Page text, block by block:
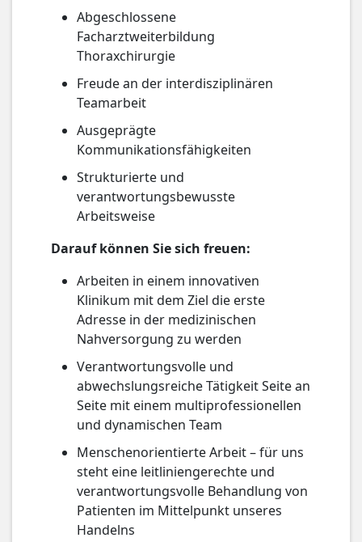
Abgeschlossene
Facharztweiterbildung
Thoraxchirurgie
Freude an der interdisziplinären
Teamarbeit
Ausgeprägte
Kommunikationsfähigkeiten
Strukturierte und
verantwortungsbewusste
Arbeitsweise
Darauf können Sie sich freuen:
Arbeiten in einem innovativen
Klinikum mit dem Ziel die erste
Adresse in der medizinischen
Nahversorgung zu werden
Verantwortungsvolle und
abwechslungsreiche Tätigkeit Seite an
Seite mit einem multiprofessionellen
und dynamischen Team
Menschenorientierte Arbeit – für uns
steht eine leitliniengerechte und
verantwortungsvolle Behandlung von
Patienten im Mittelpunkt unseres
Handelns